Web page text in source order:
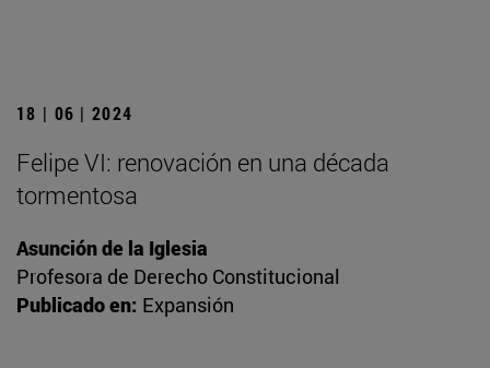
18 | 06 | 2024
Felipe VI: renovación en una década
tormentosa
Asunción de la Iglesia
Profesora de Derecho Constitucional
Publicado en: Expansión